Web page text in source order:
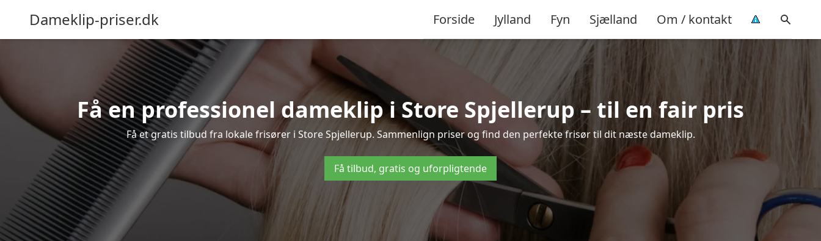
Dameklip-priser.dk Forside Jylland Fyn Sjælland Om / kontakt
Få en professionel dameklip i Store Spjellerup – til en fair pris
Få et gratis tilbud fra lokale frisører i Store Spjellerup. Sammenlign priser og find den perfekte frisør til dit næste dameklip.
Få tilbud, gratis og uforpligtende